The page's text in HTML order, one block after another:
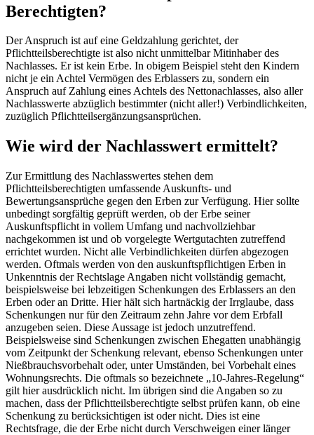
Berechtigten?
Der Anspruch ist auf eine Geldzahlung gerichtet, der
Pflichtteilsberechtigte ist also nicht unmittelbar Mitinhaber des
Nachlasses. Er ist kein Erbe. In obigem Beispiel steht den Kindern
nicht je ein Achtel Vermögen des Erblassers zu, sondern ein
Anspruch auf Zahlung eines Achtels des Nettonachlasses, also aller
Nachlasswerte abzüglich bestimmter (nicht aller!) Verbindlichkeiten,
zuzüglich Pflichtteilsergänzungsansprüchen.
Wie wird der Nachlasswert ermittelt?
Zur Ermittlung des Nachlasswertes stehen dem
Pflichtteilsberechtigten umfassende Auskunfts- und
Bewertungsansprüche gegen den Erben zur Verfügung. Hier sollte
unbedingt sorgfältig geprüft werden, ob der Erbe seiner
Auskunftspflicht in vollem Umfang und nachvollziehbar
nachgekommen ist und ob vorgelegte Wertgutachten zutreffend
errichtet wurden. Nicht alle Verbindlichkeiten dürfen abgezogen
werden. Oftmals werden von den auskunftspflichtigen Erben in
Unkenntnis der Rechtslage Angaben nicht vollständig gemacht,
beispielsweise bei lebzeitigen Schenkungen des Erblassers an den
Erben oder an Dritte. Hier hält sich hartnäckig der Irrglaube, dass
Schenkungen nur für den Zeitraum zehn Jahre vor dem Erbfall
anzugeben seien. Diese Aussage ist jedoch unzutreffend.
Beispielsweise sind Schenkungen zwischen Ehegatten unabhängig
vom Zeitpunkt der Schenkung relevant, ebenso Schenkungen unter
Nießbrauchsvorbehalt oder, unter Umständen, bei Vorbehalt eines
Wohnungsrechts. Die oftmals so bezeichnete „10-Jahres-Regelung“
gilt hier ausdrücklich nicht. Im übrigen sind die Angaben so zu
machen, dass der Pflichtteilsberechtigte selbst prüfen kann, ob eine
Schenkung zu berücksichtigen ist oder nicht. Dies ist eine
Rechtsfrage, die der Erbe nicht durch Verschweigen einer länger